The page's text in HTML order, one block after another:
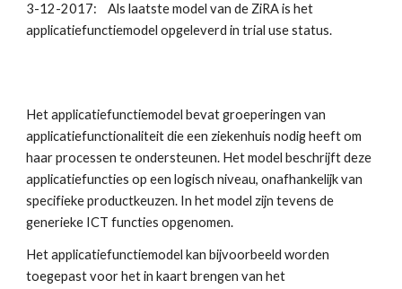
3-12-2017:    Als laatste model van de ZiRA is het
applicatiefunctiemodel opgeleverd in trial use status.
Het applicatiefunctiemodel bevat groeperingen van
applicatiefunctionaliteit die een ziekenhuis nodig heeft om
haar processen te ondersteunen. Het model beschrijft deze
applicatiefuncties op een logisch niveau, onafhankelijk van
specifieke productkeuzen. In het model zijn tevens de
generieke ICT functies opgenomen.
Het applicatiefunctiemodel kan bijvoorbeeld worden
toegepast voor het in kaart brengen van het